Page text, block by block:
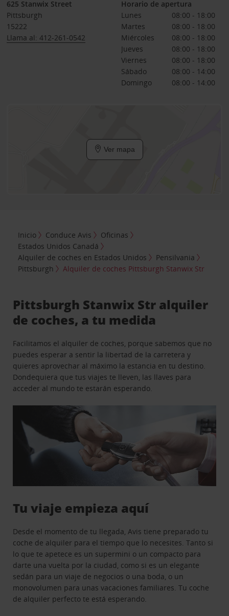
625 Stanwix Street
Pittsburgh
15222
Llama al: 412-261-0542
Horario de apertura
Lunes
08:00 - 18:00
Martes
08:00 - 18:00
Miércoles
08:00 - 18:00
Jueves
08:00 - 18:00
Viernes
08:00 - 18:00
Sábado
08:00 - 14:00
Domingo
08:00 - 14:00
Ver mapa
Inicio Conduce Avis
Oficinas
Estados Unidos Canadá
Alquiler de coches en Estados Unidos
Pensilvania
Pittsburgh
Alquiler de coches Pittsburgh Stanwix Str
Pittsburgh Stanwix Str alquiler
de coches, a tu medida
Facilitamos el alquiler de coches, porque sabemos que no
puedes esperar a sentir la libertad de la carretera y
quieres aprovechar al máximo la estancia en tu destino.
Dondequiera que tus viajes te lleven, las llaves para
acceder al mundo te estarán esperando.
Tu viaje empieza aquí
Desde el momento de tu llegada, Avis tiene preparado tu
coche de alquiler para el tiempo que lo necesites. Tanto si
lo que te apetece es un supermini o un compacto para
darte una vuelta por la ciudad, como si es un elegante
sedán para un viaje de negocios o una boda, o un
monovolumen para unas vacaciones familiares. Tu coche
de alquiler perfecto te está esperando.